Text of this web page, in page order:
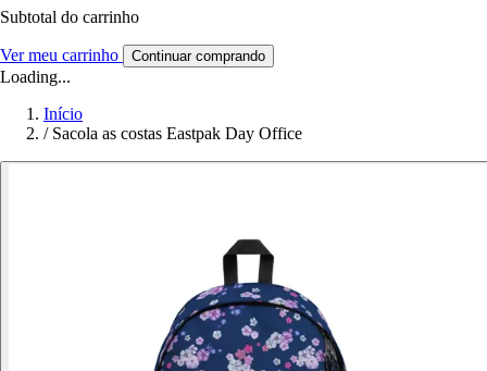
Subtotal do carrinho
Ver meu carrinho Continuar comprando
Loading...
Início
/ Sacola as costas Eastpak Day Office